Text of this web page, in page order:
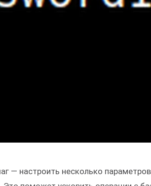
— настроить несколько